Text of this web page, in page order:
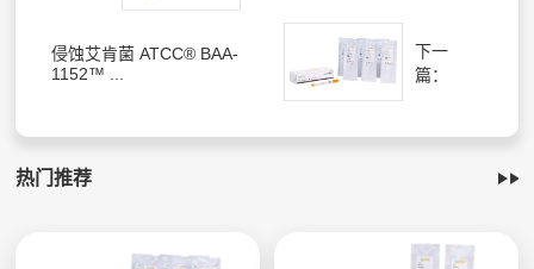
侵蚀艾肯菌 ATCC® BAA-
1152™ ...
下一
篇：
热门推荐